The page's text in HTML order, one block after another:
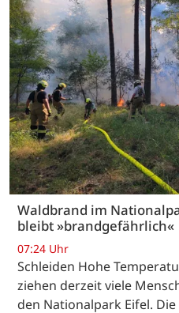
Waldbrand im
bleibt »brandgefährlich«
07:24 Uhr
Schleiden Hohe
ziehen derzeit viele
den Nationalpark Eifel.